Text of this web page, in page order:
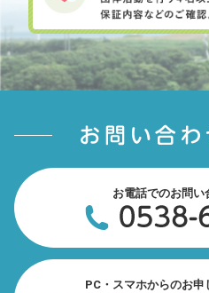
お電話でのお問い
PC・スマホからのお